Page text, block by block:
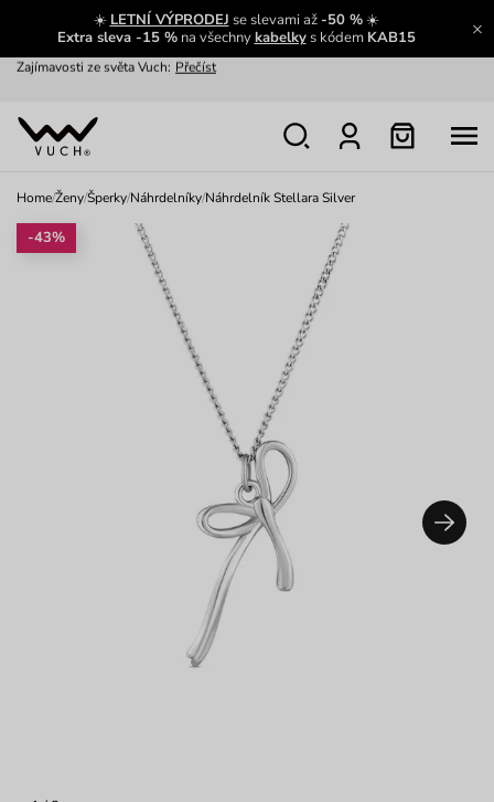
☀️ LETNÍ VÝPRODEJ se slevami až -50 %☀️
Extra sleva -15 %na všechnykabelkys kódem KAB15
Zajímavosti ze světa Vuch: Přečíst
Výměna a vrácení zdarma Zobrazit
Oblíbenci jsou zpět
Home/Ženy/Šperky/Náhrdelníky/Náhrdelník Stellara Silver
-43%